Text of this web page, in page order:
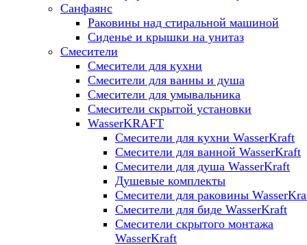
Санфаянс
Раковины над стиральной машиной
Сиденье и крышки на унитаз
Смесители
Смесители для кухни
Смесители для ванны и душа
Смесители для умывальника
Смесители скрытой установки
WasserKRAFT
Смесители для кухни WasserKraft
Смесители для ванной WasserKraft
Смесители для душа WasserKraft
Душевые комплекты
Смесители для раковины
Смесители для биде WasserKraft
Смесители скрытого монтажа
WasserKraft